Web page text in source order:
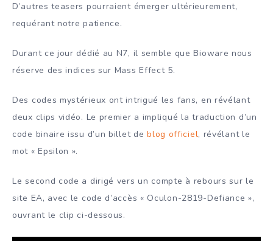
D’autres teasers pourraient émerger ultérieurement,
requérant notre patience.
Durant ce jour dédié au N7, il semble que Bioware nous
réserve des indices sur Mass Effect 5.
Des codes mystérieux ont intrigué les fans, en révélant
deux clips vidéo. Le premier a impliqué la traduction d’un
code binaire issu d’un billet deblog officiel, révélant le
mot « Epsilon ».
Le second code a dirigé vers un compte à rebours sur le
site EA, avec le code d’accès « Oculon-2819-Defiance »,
ouvrant le clip ci-dessous.